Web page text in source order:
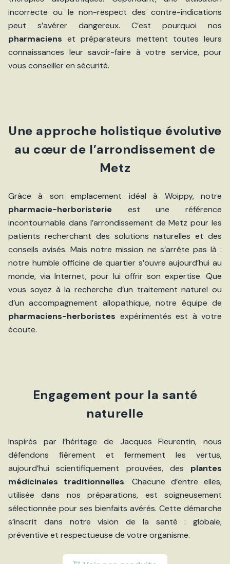
incorrecte ou le non-respect des contre-indications
peut s’avérer dangereux. C’est pourquoi nos
pharmaciens et préparateurs mettent toutes leurs
connaissances leur savoir-faire à votre service, pour
vous conseiller en sécurité.
Une approche holistique évolutive
au cœur de l’arrondissement de
Metz
Grâce à son emplacement idéal à Woippy, notre
pharmacie-herboristerie est une référence
incontournable dans l’arrondissement de Metz pour les
patients recherchant des solutions naturelles et des
conseils avisés. Mais notre mission ne s’arrête pas là :
notre humble officine de quartier s’ouvre aujourd’hui au
monde, via Internet, pour lui offrir son expertise. Que
vous soyez à la recherche d’un traitement naturel ou
d’un accompagnement allopathique, notre équipe de
pharmaciens-herboristes expérimentés est à votre
écoute.
Engagement pour la santé
naturelle
Inspirés par l’héritage de Jacques Fleurentin, nous
défendons fièrement et fermement les vertus,
aujourd’hui scientifiquement prouvées, des plantes
médicinales traditionnelles. Chacune d’entre elles,
utilisée dans nos préparations, est soigneusement
sélectionnée pour ses bienfaits avérés. Cette démarche
s’inscrit dans notre vision de la santé : globale,
préventive et respectueuse de votre organisme.